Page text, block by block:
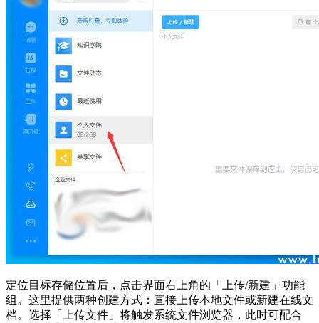
定位目标存储位置后，点击界面右上角的「上传/新建」功能
组。这里提供两种创建方式：直接上传本地文件或新建在线文
档。选择「上传文件」将触发系统文件浏览器，此时可配合